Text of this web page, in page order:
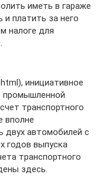
иметь в гараже
платить за него
налоге для
инициативное
промышленной
транспортного
вполне
двух автомобилей с
годов выпуска
транспортного
здесь.